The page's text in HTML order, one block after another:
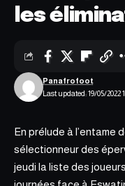
les
Last updated: 19/05/2022
Panafrofoot
En prélude à l’entame
sélectionneur des
jeudi la liste des